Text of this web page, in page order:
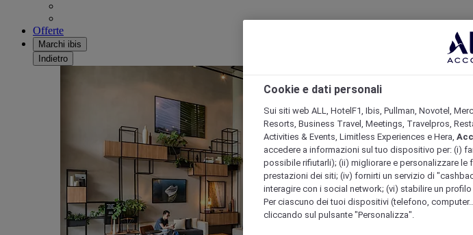
Offerte
Marchi ibis
Indietro
Cookie e dati personali
Sui siti web ALL, HotelF1, Ibis, Pullman, Novotel,
Resorts, Business Travel, Meetings, Travelpros,
Activities & Events, Limitless Experiences e Hera,
accedere a informazioni sul tuo dispositivo per: (i)
possibile rifiutarli); (ii) migliorare e personalizzare le
prestazioni dei siti; (iv) fornirti un servizio di
interagire con i social network; (vi) stabilire un
Per ciascuno dei tuoi dispositivi (telefono,
cliccando sul pulsante "Personalizza".